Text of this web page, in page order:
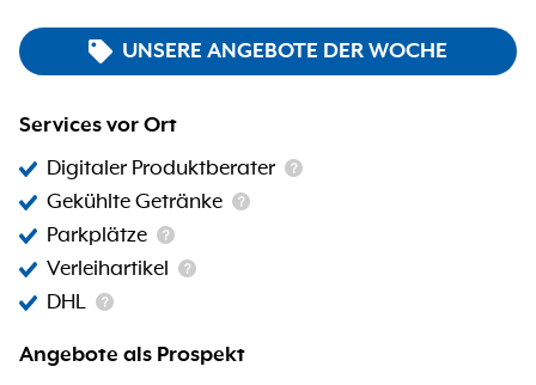
UNSERE ANGEBOTE DER WOCHE
Services vor Ort
Digitaler Produktberater
Gekühlte Getränke
Parkplätze
Verleihartikel
DHL
Angebote als Prospekt